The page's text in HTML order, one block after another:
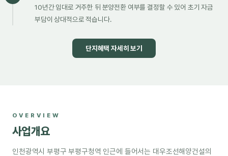
10년간 임대로 거주한 뒤 분양전환 여부를 결정할 수 있어 초기 자금
부담이 상대적으로 적습니다.
단지혜택 자세히 보기
OVERVIEW
사업개요
인천광역시 부평구 부평구청역 인근에 들어서는 대우조선해양건설의